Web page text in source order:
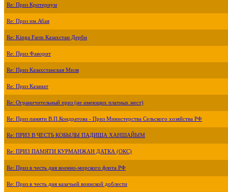
Re: Приз Критериум
Re: Приз им.Абая
Re: Kinga Farm Казахстан Дерби
Re: Приз Фаворит
Re: Приз Казахстанская Миля
Re: Приз Казанат
Re: Ограничительный приз (не имеющих платных мест)
Re: Приз памяти В.П.Кондратова - Приз Министерства Сельского хозяйства РФ
Re: ПРИЗ В ЧЕСТЬ КОБЫЛЫ ПАДИША ХАНШАЙЫМ
Re: ПРИЗ ПАМЯТИ КУРМАНЖАН ДАТКА (ОКС)
Re: Приз в честь дня военно-морского флота РФ
Re: Приз в честь дня казачьей воинской доблести